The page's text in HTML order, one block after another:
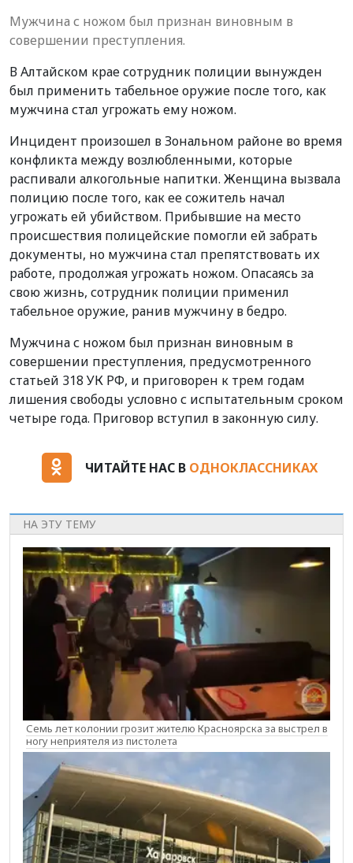
Мужчина с ножом был признан виновным в
совершении преступления.
В Алтайском крае сотрудник полиции вынужден
был применить табельное оружие после того, как
мужчина стал угрожать ему ножом.
Инцидент произошел в Зональном районе во время
конфликта между возлюбленными, которые
распивали алкогольные напитки. Женщина вызвала
полицию после того, как ее сожитель начал
угрожать ей убийством. Прибывшие на место
происшествия полицейские помогли ей забрать
документы, но мужчина стал препятствовать их
работе, продолжая угрожать ножом. Опасаясь за
свою жизнь, сотрудник полиции применил
табельное оружие, ранив мужчину в бедро.
Мужчина с ножом был признан виновным в
совершении преступления, предусмотренного
статьей 318 УК РФ, и приговорен к трем годам
лишения свободы условно с испытательным сроком
четыре года. Приговор вступил в законную силу.
ЧИТАЙТЕ НАС В ОДНОКЛАССНИКАХ
НА ЭТУ ТЕМУ
Семь лет колонии грозит жителю Красноярска за выстрел в
ногу неприятеля из пистолета